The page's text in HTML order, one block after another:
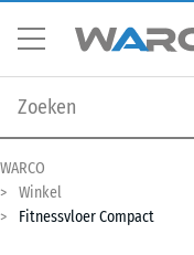
WARCO
Winkel
Fitnessvloer Compact